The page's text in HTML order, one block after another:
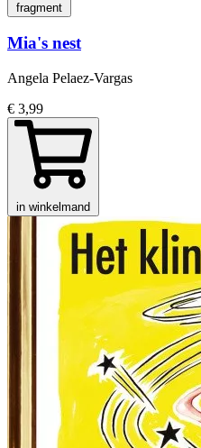
fragment
Mia's nest
Angela Pelaez-Vargas
€ 3,99
in winkelmand